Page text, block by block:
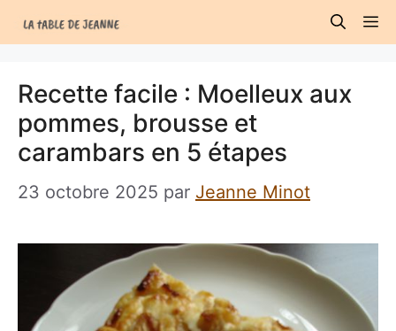
au
Recette facile : Moelleux aux
pommes, brousse et
carambars en 5 étapes
23 octobre 2025 par Jeanne Minot